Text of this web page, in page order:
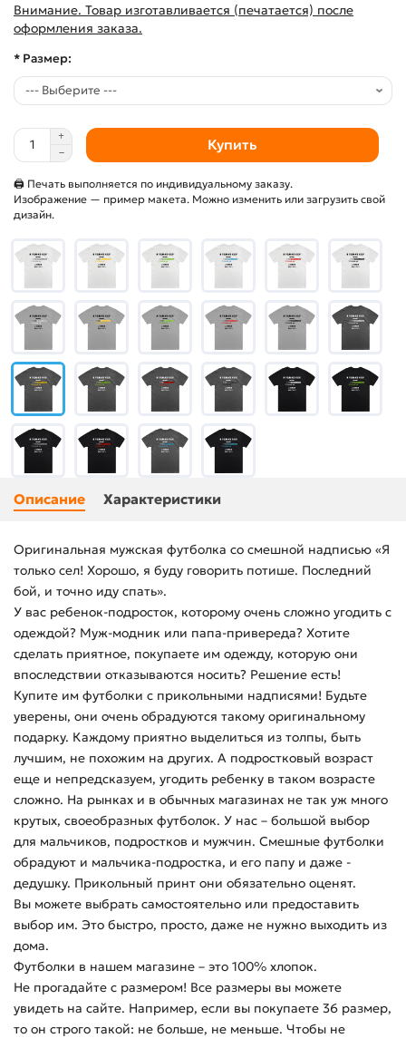
Внимание. Товар изготавливается (печатается) после
оформления заказа.
* Размер:
Купить
🖨 Печать выполняется по индивидуальному заказу.
Изображение — пример макета. Можно изменить или загрузить свой
дизайн.
Описание Характеристики
Оригинальная мужская футболка со смешной надписью «Я
только сел! Хорошо, я буду говорить потише. Последний
бой, и точно иду спать».
У вас ребенок-подросток, которому очень сложно угодить с
одеждой? Муж-модник или папа-привереда? Хотите
сделать приятное, покупаете им одежду, которую они
впоследствии отказываются носить? Решение есть!
Купите им футболки с прикольными надписями! Будьте
уверены, они очень обрадуются такому оригинальному
подарку. Каждому приятно выделиться из толпы, быть
лучшим, не похожим на других. А подростковый возраст
еще и непредсказуем, угодить ребенку в таком возрасте
сложно. На рынках и в обычных магазинах не так уж много
крутых, своеобразных футболок. У нас – большой выбор
для мальчиков, подростков и мужчин. Смешные футболки
обрадуют и мальчика-подростка, и его папу и даже -
дедушку. Прикольный принт они обязательно оценят.
Вы можете выбрать самостоятельно или предоставить
выбор им. Это быстро, просто, даже не нужно выходить из
дома.
Футболки в нашем магазине – это 100% хлопок.
Не прогадайте с размером! Все размеры вы можете
увидеть на сайте. Например, если вы покупаете 36 размер,
то он строго такой: не больше, не меньше. Чтобы не